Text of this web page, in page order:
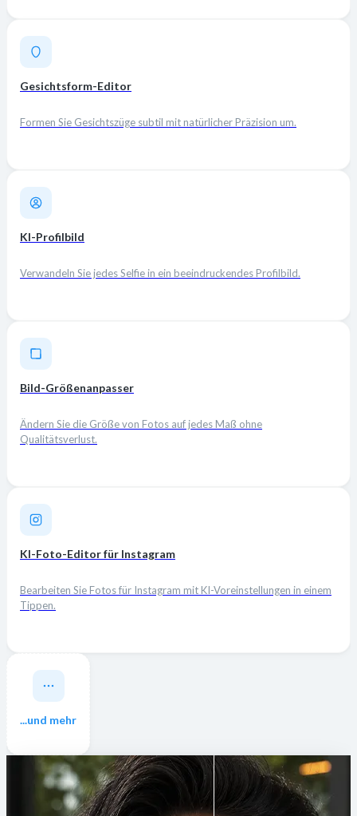
Gesichtsform-Editor
Formen Sie Gesichtszüge subtil mit natürlicher Präzision um.
KI-Profilbild
Verwandeln Sie jedes Selfie in ein beeindruckendes Profilbild.
Bild-Größenanpasser
Ändern Sie die Größe von Fotos auf jedes Maß ohne
Qualitätsverlust.
KI-Foto-Editor für Instagram
Bearbeiten Sie Fotos für Instagram mit KI-Voreinstellungen in einem
Tippen.
...und mehr